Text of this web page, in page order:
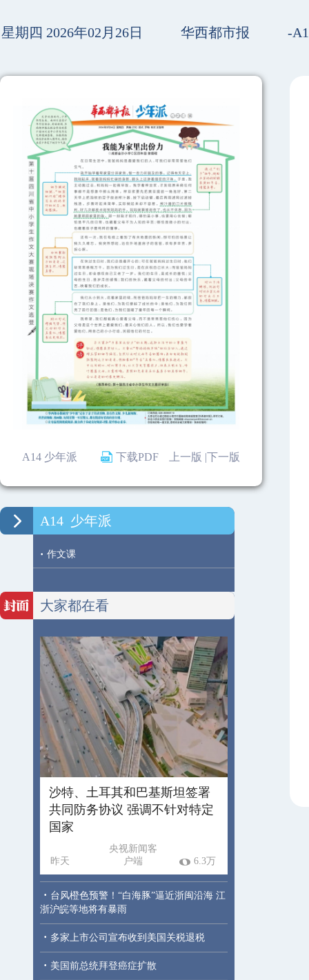
星期四 2026年02月26日 华西都市报 -
A14 少年派 下载PDF 下一版
上一版 |
A14 少年派
· 作文课
大家都在看
沙特、土耳其和巴基斯坦签署
共同防务协议 强调不针对特定
国家
昨天
央视新闻客
户端
6.3万
· 台风橙色预警！“白海豚”逼近浙闽沿海 江
浙沪皖等地将有暴雨
· 多家上市公司宣布收到美国关税退税
· 美国前总统拜登癌症扩散